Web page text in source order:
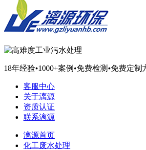
18年经验•1000+案例 •免费检测 •免费定制
客服中心
关于漓源
资质认证
联系漓源
漓源首页
化工废水处理